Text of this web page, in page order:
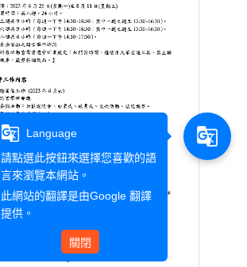
g_translate
Language
請點選此按鈕來選擇您喜歡的語
言來瀏覽本網站。
此網站的翻譯是由Google 翻譯
提供。
關閉
g_translate